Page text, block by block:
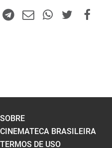
SOBRE
CINEMATECA BRASILEIRA
TERMOS DE USO